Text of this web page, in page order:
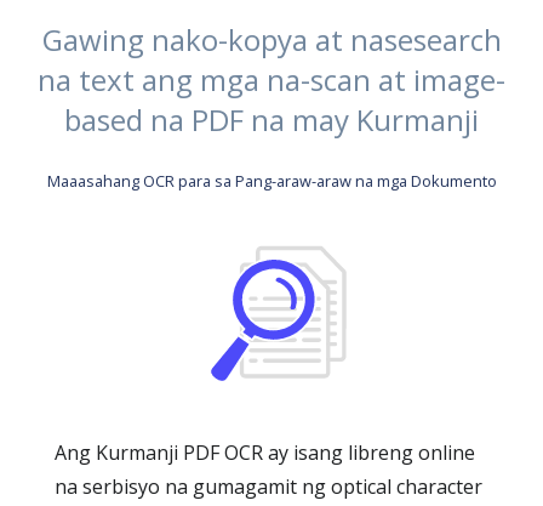
Gawing nako-kopya at nasesearch
na text ang mga na-scan at image-
based na PDF na may Kurmanji
Maaasahang OCR para sa Pang-araw-araw na mga Dokumento
Ang Kurmanji PDF OCR ay isang libreng online
na serbisyo na gumagamit ng optical character